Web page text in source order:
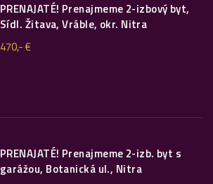
PRENAJATÉ! Prenajmeme 2-izbový byt,
Sídl. Žitava, Vráble, okr. Nitra
470,- €
PRENAJATÉ! Prenajmeme 2-izb. byt s
garážou, Botanická ul., Nitra